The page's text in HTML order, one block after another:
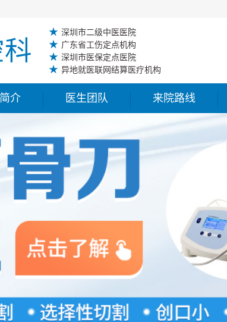
★ 深圳市二级中医医院
★ 广东省工伤定点机构
★ 深圳市医保定点医院
★ 异地就医联网结算医疗机构
介 医生团队 来院路线